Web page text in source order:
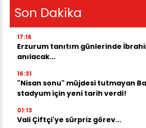
Son Dakika
17:16
Erzurum tanıtım günlerinde
anılacak...
16:31
"Nisan sonu" müjdesi tutmayan
stadyum için yeni tarih verdi!
01:13
Vali Çiftçi'ye sürpriz görev...